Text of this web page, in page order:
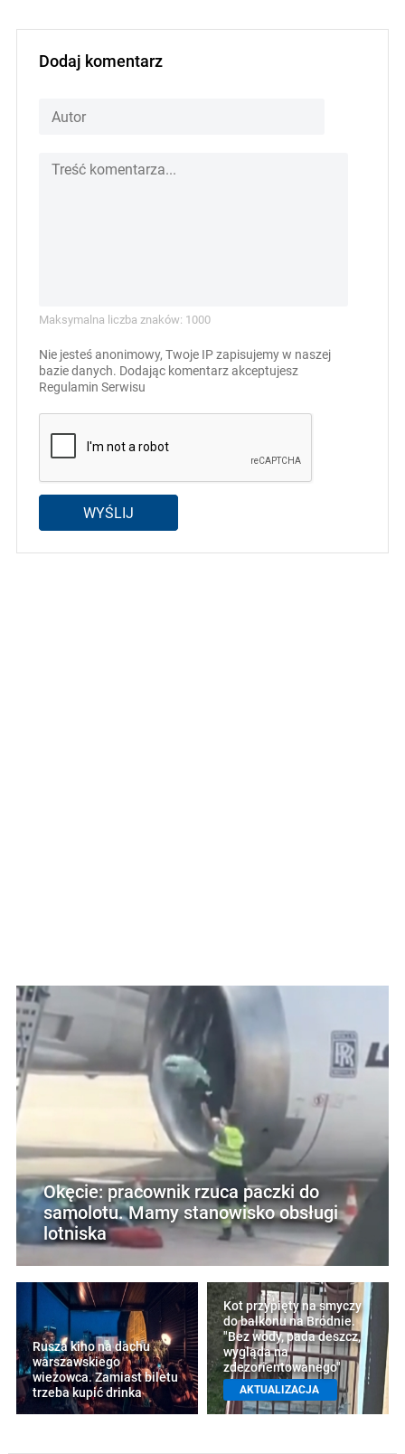
Dodaj komentarz
Maksymalna liczba znaków: 1000
Nie jesteś anonimowy, Twoje IP zapisujemy w naszej
bazie danych. Dodając komentarz akceptujesz
Regulamin Serwisu
WYŚLIJ
Okęcie: pracownik rzuca paczki do
samolotu. Mamy stanowisko obsługi
lotniska
Rusza kino na dachu
warszawskiego
wieżowca. Zamiast biletu
trzeba kupić drinka
Kot przypięty na smyczy
do balkonu na Bródnie.
"Bez wody, pada deszcz,
wygląda na
zdezorientowanego"
AKTUALIZACJA